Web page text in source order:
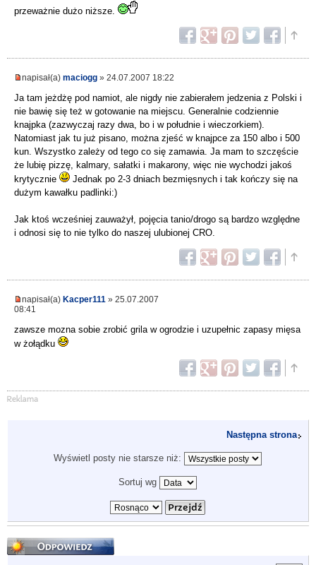
przeważnie dużo niższe.
napisał(a) maciogg » 24.07.2007 18:22
Ja tam jeżdżę pod namiot, ale nigdy nie zabierałem jedzenia z Polski i
nie bawię się też w gotowanie na miejscu. Generalnie codziennie
knajpka (zazwyczaj razy dwa, bo i w południe i wieczorkiem).
Natomiast jak tu już pisano, można zjeść w knajpce za 150 albo i 500
kun. Wszystko zależy od tego co się zamawia. Ja mam to szczęście
że lubię pizzę, kalmary, sałatki i makarony, więc nie wychodzi jakoś
krytycznie
Jednak po 2-3 dniach bezmięsnych i tak kończy się na
dużym kawałku padlinki:)
Jak ktoś wcześniej zauważył, pojęcia tanio/drogo są bardzo względne
i odnosi się to nie tylko do naszej ulubionej CRO.
napisał(a) Kacper111 » 25.07.2007
08:41
zawsze mozna sobie zrobić grila w ogrodzie i uzupełnic zapasy mięsa
w żołądku
Następna strona
Wyświetl posty nie starsze niż:
Sortuj wg
Odpowiedz